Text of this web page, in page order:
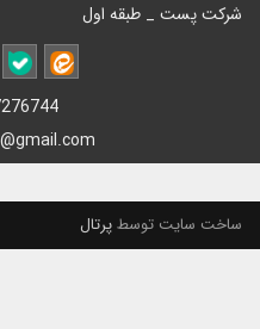
شرکت پست _ طبقه اول
ساخت سایت توسطپرتال